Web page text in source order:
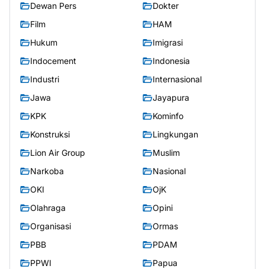
Dewan Pers
Dokter
Film
HAM
Hukum
Imigrasi
Indocement
Indonesia
Industri
Internasional
Jawa
Jayapura
KPK
Kominfo
Konstruksi
Lingkungan
Lion Air Group
Muslim
Narkoba
Nasional
OKI
OjK
Olahraga
Opini
Organisasi
Ormas
PBB
PDAM
PPWI
Papua